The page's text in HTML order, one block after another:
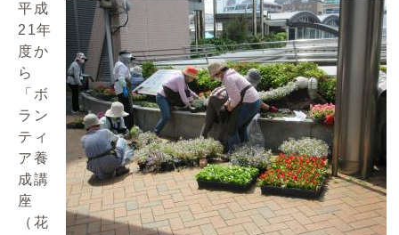
平成
21年
度か
ら
「ボ
ラン
ティ
ア養
成講
座
（花